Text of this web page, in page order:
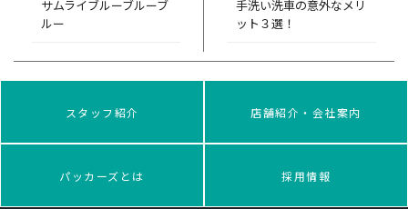
サムライブルーブルーブ
ルー
手洗い洗車の意外なメリ
ット３選！
スタッフ紹介 店舗紹介・会社案内
パッカーズとは 採用情報